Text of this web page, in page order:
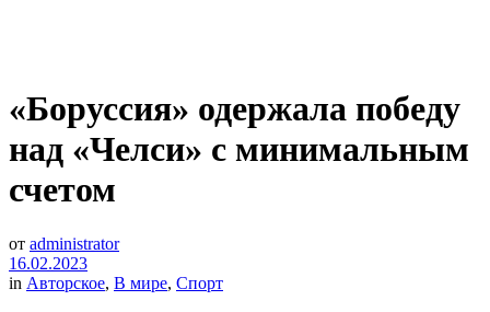
«Боруссия» одержала победу
над «Челси» с минимальным
счетом
от administrator
16.02.2023
in Авторское, В мире, Спорт